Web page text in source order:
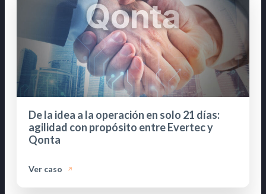
De la idea a la operación en solo 21 días:
agilidad con propósito entre Evertec y
Qonta
Ver caso